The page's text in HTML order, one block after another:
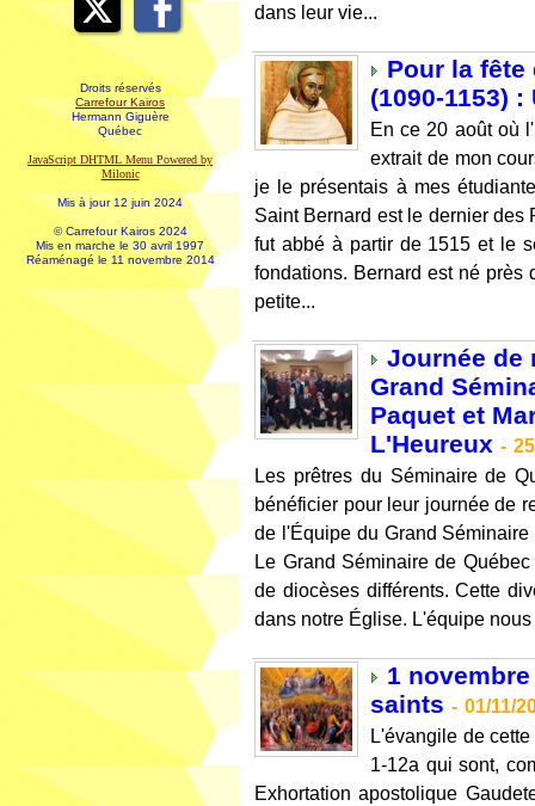
Droits réservés
Carrefour Kairos
Hermann Giguère
Québec
JavaScript DHTML Menu Powered by
Milonic
Mis à jour 12 juin 2024
© Carrefour Kairos 2024
Mis en marche le 30 avril 1997
Réaménagé le 11 novembre 2014
dans leur vie...
Pour la fête
(1090-1153)
En ce 20 août où
extrait de mon
je le présentais à mes
Saint Bernard est le dernier
fut abbé à partir de 1515 et le
fondations. Bernard est né
petite...
Journée de
Grand
Paquet et
L'Heureux -
Les prêtres du Séminaire de
bénéficier pour leur journée de
de l'Équipe du Grand
Le Grand Séminaire de
de diocèses différents. Cette
dans notre Église. L'équipe
1
saints - 01/11/
L'évangile de
1-12a qui sont,
Exhortation apostolique